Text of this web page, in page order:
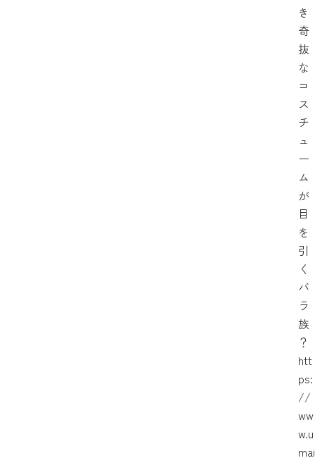
き
奇
抜
な
コ
ス
チ
ュ
ー
ム
が
目
を
引
く
バ
ラ
族
？
htt
ps:
//
ww
w.u
mai